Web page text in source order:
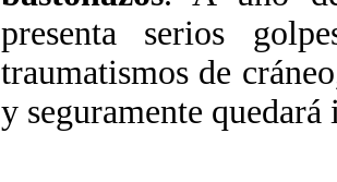
presenta serios
traumatismos de
y seguramente quedará